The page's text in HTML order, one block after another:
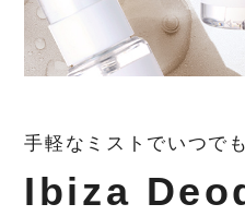
手軽なミストでいつで